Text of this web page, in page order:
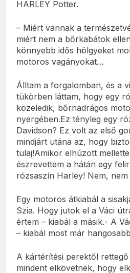
HARLEY Potter.
– Miért vannak a
miért nem a bőrkabátok
könnyebb idős hölgyeket
motoros vagányokat…
Álltam a forgalomban, és a
tükörben láttam, hogy egy
közeledik, bőrnadrágos
nyergében.Ez tényleg egy
Davidson? Ez volt az első
mindjárt utána az, hogy
tulaj!Amikor elhúzott
észrevettem a hátán egy
rózsaszín Harley! Nem, nem
Egy motoros átkiabál a
Szia. Hogy jutok el a Váci
értem – kiabál a másik.- A
– kiabál most már
A kártérítési perektől
mindent elkövetnek, hogy